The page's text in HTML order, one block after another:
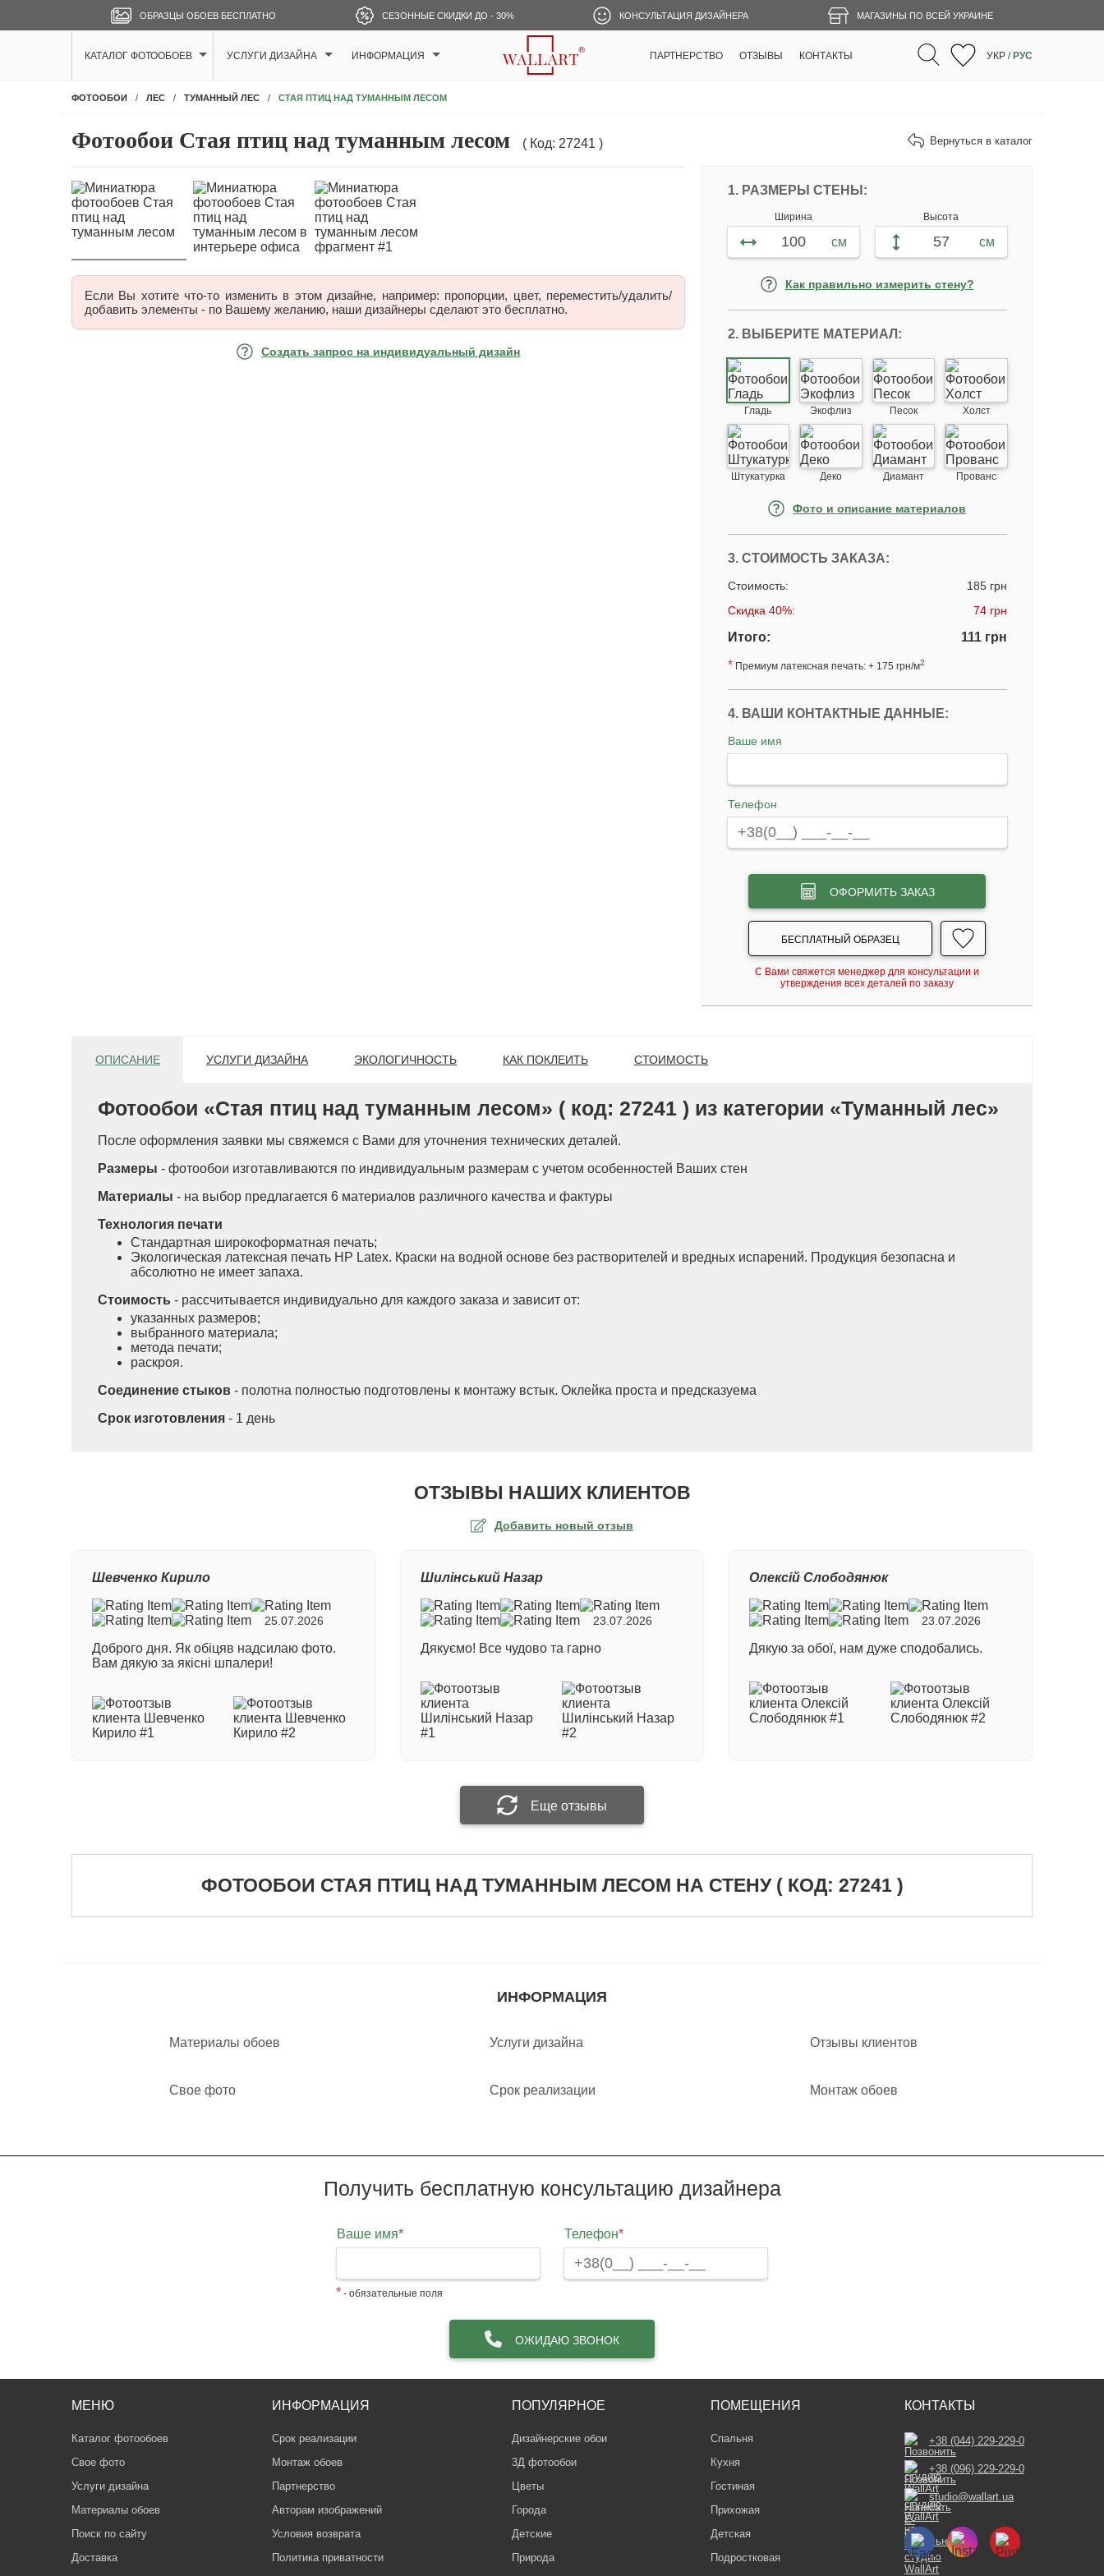
ОБРАЗЦЫ ОБОЕВ БЕСПЛАТНО СЕЗОННЫЕ СКИДКИ ДО - 30% КОНСУЛЬТАЦИЯ ДИЗАЙНЕРА МАГАЗИНЫ ПО ВСЕЙ УКРАИНЕ
КАТАЛОГ ФОТООБОЕВ УСЛУГИ ДИЗАЙНА ИНФОРМАЦИЯ ПАРТНЕРСТВО ОТЗЫВЫ КОНТАКТЫ УКР / РУС
ФОТООБОИ ЛЕС ТУМАННЫЙ ЛЕС СТАЯ ПТИЦ НАД ТУМАННЫМ ЛЕСОМ
Фотообои Стая птиц над туманным лесом ( Код: 27241 ) Вернуться в каталог
Если Вы хотите что-то изменить в этом дизайне, например: пропорции, цвет, переместить/удалить/
добавить элементы - по Вашему желанию, наши дизайнеры сделают это бесплатно.
Создать запрос на индивидуальный дизайн
1. РАЗМЕРЫ СТЕНЫ:
Ширина
см
Высота
см
Как правильно измерить стену?
2. ВЫБЕРИТЕ МАТЕРИАЛ:
Гладь Экофлиз Песок Холст
Штукатурка Деко Диамант Прованс
Фото и описание материалов
3. СТОИМОСТЬ ЗАКАЗА:
Стоимость:
185 грн
Скидка 40%:
74 грн
Итого:
111 грн
* Премиум латексная печать: + 175 грн/м2
4. ВАШИ КОНТАКТНЫЕ ДАННЫЕ:
Ваше имя
Телефон
ОФОРМИТЬ ЗАКАЗ
БЕСПЛАТНЫЙ ОБРАЗЕЦ
С Вами свяжется менеджер для консультации и
утверждения всех деталей по заказу
ОПИСАНИЕ УСЛУГИ ДИЗАЙНА ЭКОЛОГИЧНОСТЬ КАК ПОКЛЕИТЬ СТОИМОСТЬ
Фотообои «Стая птиц над туманным лесом» ( код: 27241 ) из категории «Туманный лес»
После оформления заявки мы свяжемся с Вами для уточнения технических деталей.
Размеры - фотообои изготавливаются по индивидуальным размерам с учетом особенностей Ваших стен
Материалы - на выбор предлагается 6 материалов различного качества и фактуры
Технология печати
Стандартная широкоформатная печать;
Экологическая латексная печать HP Latex. Краски на водной основе без растворителей и вредных испарений. Продукция безопасна и
абсолютно не имеет запаха.
Стоимость - рассчитывается индивидуально для каждого заказа и зависит от:
указанных размеров;
выбранного материала;
метода печати;
раскроя.
Соединение стыков - полотна полностью подготовлены к монтажу встык. Оклейка проста и предсказуема
Срок изготовления - 1 день
ОТЗЫВЫ НАШИХ КЛИЕНТОВ
Добавить новый отзыв
Ваша оценка
Номер заказа
Ваш отзыв
Отправить отзыв
Шевченко Кирило
25.07.2026
Доброго дня. Як обіцяв надсилаю фото.
Вам дякую за якісні шпалери!
Шилінський Назар
23.07.2026
Дякуємо! Все чудово та гарно
Олексій Слободянюк
23.07.2026
Дякую за обої, нам дуже сподобались.
Еще отзывы
ФОТООБОИ СТАЯ ПТИЦ НАД ТУМАННЫМ ЛЕСОМ НА СТЕНУ ( КОД: 27241 )
ИНФОРМАЦИЯ
Материалы обоев Услуги дизайна Отзывы клиентов
Свое фото Срок реализации Монтаж обоев
Получить бесплатную консультацию дизайнера
Ваше имя* Телефон*
* - обязательные поля
ОЖИДАЮ ЗВОНОК
МЕНЮ
Каталог фотообоев
Свое фото
Услуги дизайна
Материалы обоев
Поиск по сайту
Доставка
ИНФОРМАЦИЯ
Срок реализации
Монтаж обоев
Партнерство
Авторам изображений
Условия возврата
Политика приватности
ПОПУЛЯРНОЕ
Дизайнерские обои
3Д фотообои
Цветы
Города
Детские
Природа
ПОМЕЩЕНИЯ
Спальня
Кухня
Гостиная
Прихожая
Детская
Подростковая
КОНТАКТЫ
+38 (044) 229-229-0
+38 (096) 229-229-0
studio@wallart.ua